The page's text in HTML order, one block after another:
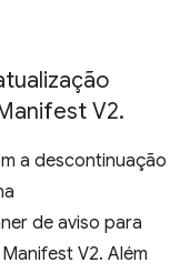
V2.
a descontinuação
de aviso para
V2. Além